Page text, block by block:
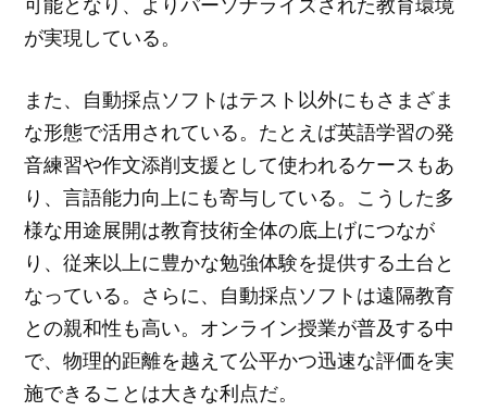
が実現している。
また、自動採点ソフトはテスト以外にもさまざま
な形態で活用されている。たとえば英語学習の発
音練習や作文添削支援として使われるケースもあ
り、言語能力向上にも寄与している。こうした多
様な用途展開は教育技術全体の底上げにつなが
り、従来以上に豊かな勉強体験を提供する土台と
なっている。さらに、自動採点ソフトは遠隔教育
との親和性も高い。オンライン授業が普及する中
で、物理的距離を越えて公平かつ迅速な評価を実
施できることは大きな利点だ。